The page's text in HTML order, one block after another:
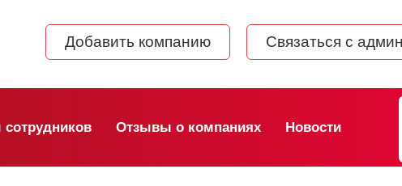
Добавить компанию Связаться с
Отзывы о компаниях Новости